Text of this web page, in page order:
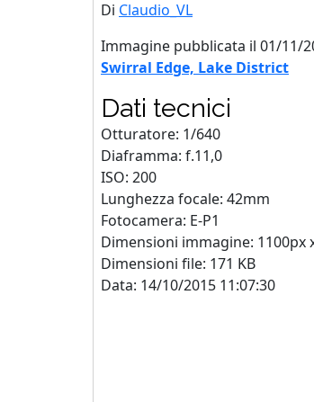
Di Claudio_VL
Immagine pubblicata il 01/11/
Swirral Edge, Lake District
Dati tecnici
Otturatore: 1/640
Diaframma: f.11,0
ISO: 200
Lunghezza focale: 42mm
Fotocamera: E-P1
Dimensioni immagine: 1100px
Dimensioni file: 171 KB
Data: 14/10/2015 11:07:30